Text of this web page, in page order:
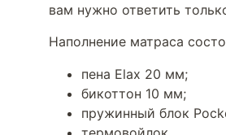
вам нужно ответить
Наполнение матраса
пена Elax 20 мм;
бикоттон 10 мм;
пружинный блок